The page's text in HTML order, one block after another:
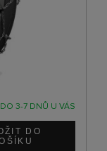
DO 3-7 DNŮ U VÁS